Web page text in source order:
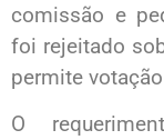
comissão e
foi rejeitado
permite
O